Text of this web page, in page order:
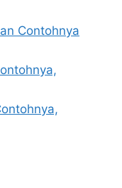
Contohnya